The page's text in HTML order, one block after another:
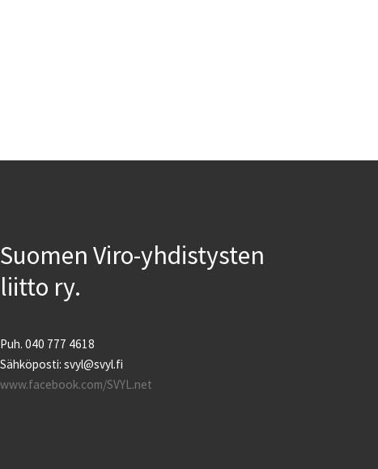
Suomen Viro-yhdistysten
liitto ry.
Puh. 040 777 4618
Sähköposti: svyl@svyl.fi
www.facebook.com/SVYL.net